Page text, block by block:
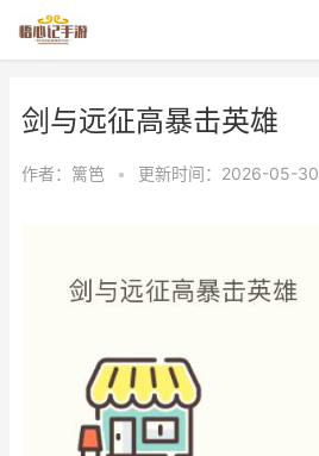
剑与远征高暴击英雄
作者： 篱笆 • 更新时间：2026-05-30